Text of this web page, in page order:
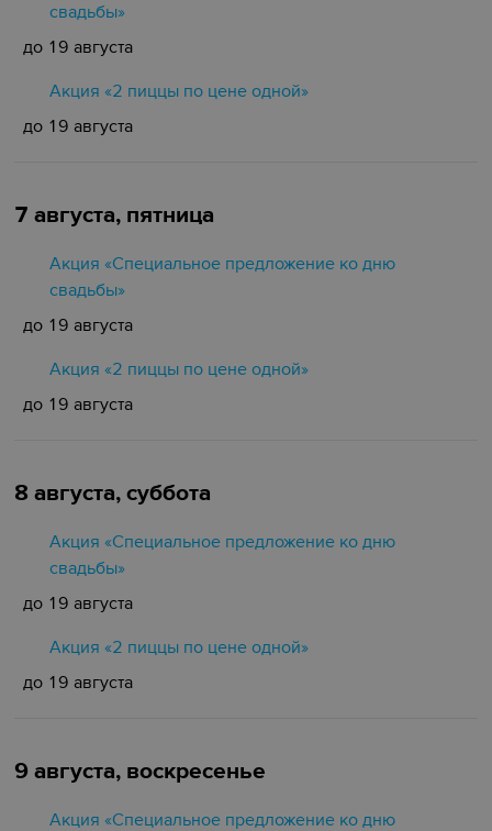
свадьбы»
до 19 августа
Акция «2 пиццы по цене одной»
до 19 августа
7 августа, пятница
Акция «Специальное предложение ко дню
свадьбы»
до 19 августа
Акция «2 пиццы по цене одной»
до 19 августа
8 августа, суббота
Акция «Специальное предложение ко дню
свадьбы»
до 19 августа
Акция «2 пиццы по цене одной»
до 19 августа
9 августа, воскресенье
Акция «Специальное предложение ко дню